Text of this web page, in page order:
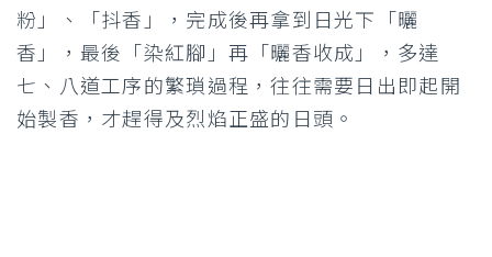
粉」、「抖香」，完成後再拿到日光下「曬
香」，最後「染紅腳」再「曬香收成」，多達
七、八道工序的繁瑣過程，往往需要日出即起開
始製香，才趕得及烈焰正盛的日頭。